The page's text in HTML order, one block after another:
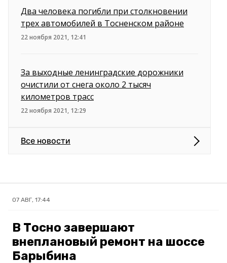
Два человека погибли при столкновении
трех автомобилей в Тосненском районе
22 ноября 2021, 12:41
За выходные ленинградские дорожники
очистили от снега около 2 тысяч
километров трасс
22 ноября 2021, 12:29
Все новости
07 АВГ, 17:44
В Тосно завершают
внеплановый ремонт на шоссе
Барыбина